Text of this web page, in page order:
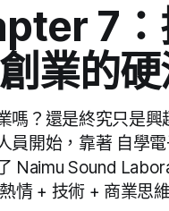
7：
業的
嗎？還是終究只是
員開始，靠著 自學
Naimu Sound
情 + 技術 + 商業思